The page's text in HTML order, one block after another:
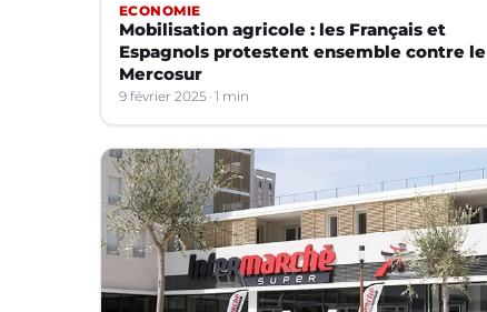
ECONOMIE
Mobilisation agricole : les Français et
Espagnols protestent ensemble contre le
Mercosur
9 février 2025 1 min